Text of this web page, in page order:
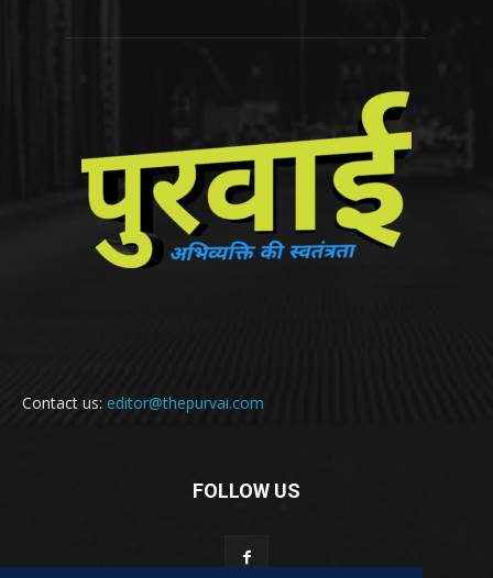
Contact us: editor@thepurvai.com
FOLLOW US